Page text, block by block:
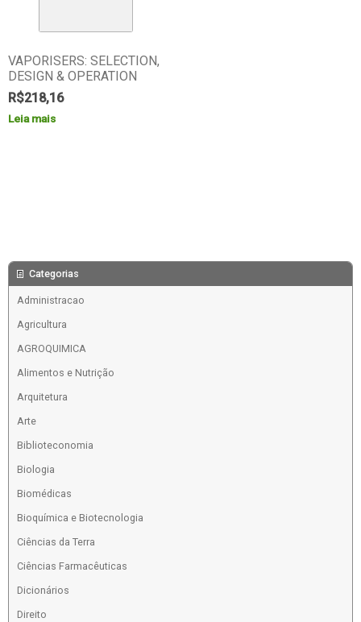
VAPORISERS: SELECTION,
DESIGN & OPERATION
R$218,16
Leia mais
Categorias
Administracao
Agricultura
AGROQUIMICA
Alimentos e Nutrição
Arquitetura
Arte
Biblioteconomia
Biologia
Biomédicas
Bioquímica e Biotecnologia
Ciências da Terra
Ciências Farmacêuticas
Dicionários
Direito